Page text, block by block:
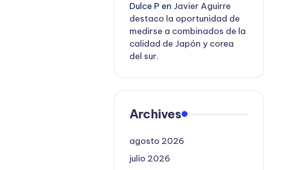
Dulce P en Javier Aguirre
destaco la oportunidad de
medirse a combinados de la
calidad de Japón y corea
del sur.
Archives
agosto 2026
julio 2026